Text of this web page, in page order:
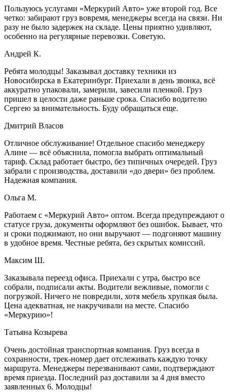
Пользуюсь услугами «Меркурий Авто» уже второй год. Все
четко: забирают груз вовремя, менеджеры всегда на связи. Ни
разу не было задержек на складе. Цены приятно удивляют,
особенно на регулярные перевозки. Советую.
Андрей К.
Ребята молодцы! Заказывал доставку техники из
Новосибирска в Екатеринбург. Приехали в день звонка, всё
аккуратно упаковали, замерили, завесили пленкой. Груз
пришел в целости даже раньше срока. Спасибо водителю
Сергею за внимательность. Буду обращаться еще.
Дмитрий Власов
Отличное обслуживание! Отдельное спасибо менеджеру
Алине — всё объяснила, помогла выбрать оптимальный
тариф. Склад работает быстро, без типичных очередей. Груз
забрали с производства, доставили «до двери» без проблем.
Надежная компания.
Ольга М.
Работаем с «Меркурий Авто» оптом. Всегда предупреждают о
статусе груза, документы оформляют без ошибок. Бывает, что
и сроки поджимают, но они выручают — подгоняют машину
в удобное время. Честные ребята, без скрытых комиссий.
Максим Ш.
Заказывала переезд офиса. Приехали с утра, быстро все
собрали, подписали акты. Водители вежливые, помогли с
погрузкой. Ничего не повредили, хотя мебель хрупкая была.
Цена адекватная, не накручивали на месте. Спасибо
«Меркурию»!
Татьяна Козырева
Очень достойная транспортная компания. Груз всегда в
сохранности, трек-номер дает отслеживать каждую точку
маршрута. Менеджеры перезванивают сами, подтверждают
время приезда. Последний раз доставили за 4 дня вместо
заявленных 6. Молодцы!